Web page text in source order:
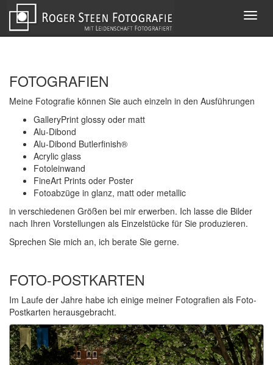
FOTOGRAFIEN
Meine Fotografie können Sie auch einzeln in den Ausführungen
GalleryPrint glossy oder matt
Alu-Dibond
Alu-Dibond Butlerfinish®
Acrylic glass
Fotoleinwand
FineArt Prints oder Poster
Fotoabzüge in glanz, matt oder metallic
in verschiedenen Größen bei mir erwerben. Ich lasse die Bilder
nach Ihren Vorstellungen als Einzelstücke für Sie produzieren.
Sprechen Sie mich an, ich berate Sie gerne.
FOTO-POSTKARTEN
Im Laufe der Jahre habe ich einige meiner Fotografien als Foto-
Postkarten herausgebracht.